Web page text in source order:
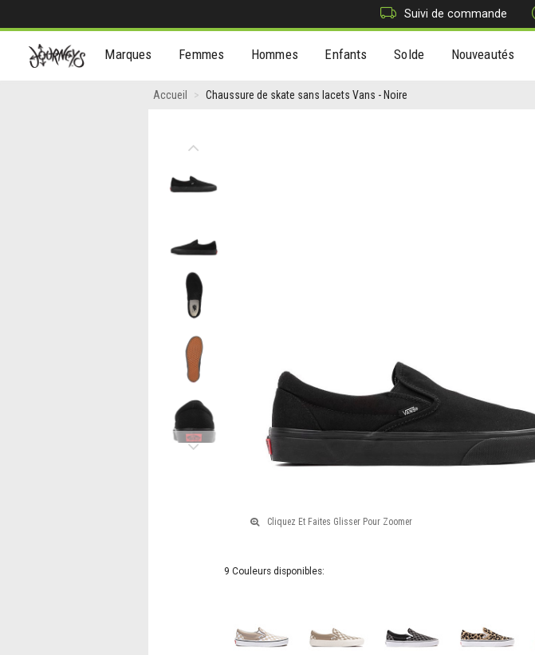
Suivi de commande
contenu]
Marques Femmes Hommes Enfants Solde Nouveautés
Chaussure
skate
sans
Noire
Accueil Chaussure de skate sans lacets Vans - Noire
9 Couleurs disponibles: